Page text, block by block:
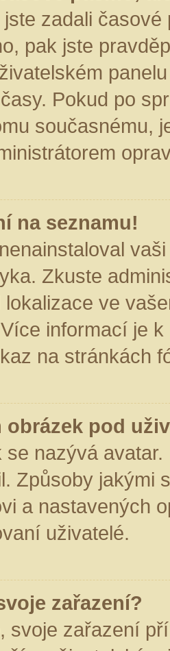
zadali
pak jste
Pokud po
současnému,
na seznamu!
Zkuste
lokalizace ve
informací je
na stránkách
obrázek pod
se nazývá
Způsoby jakými
a nastavených
uživatelé.
zařazení?
svoje zařazení